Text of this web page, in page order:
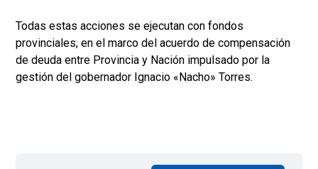
Todas estas acciones se ejecutan con fondos
provinciales, en el marco del acuerdo de compensación
de deuda entre Provincia y Nación impulsado por la
gestión del gobernador Ignacio «Nacho» Torres.